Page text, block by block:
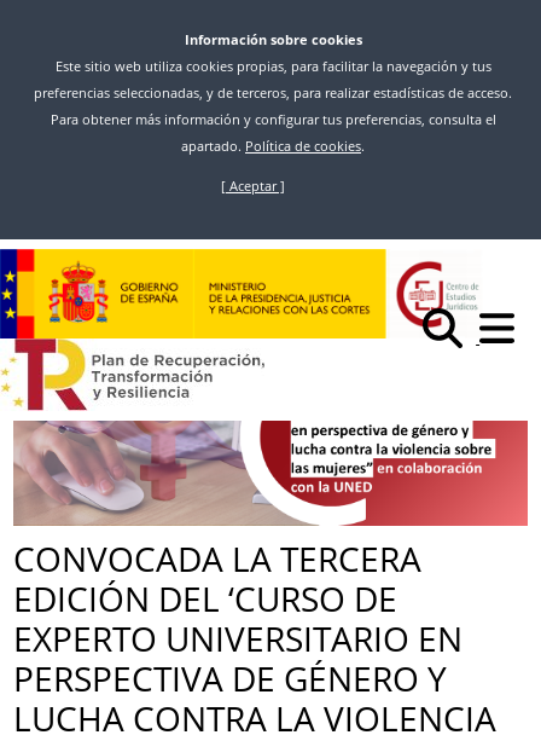
main
Información sobre cookies
Este sitio web utiliza cookies propias, para facilitar la navegación y tus
preferencias seleccionadas, y de terceros, para realizar estadísticas de acceso.
Para obtener más información y configurar tus preferencias, consulta el
apartado. Política de cookies.
[ Aceptar ]
CONVOCADA LA TERCERA EDICIÓN DEL ‘CURSO DE EXPERTO
UNIVERSITARIO EN PERSPECTIVA DE GÉNERO Y LUCHA CONTRA LA
VIOLENCIA SOBRE LAS MUJERES’
CONVOCADA LA TERCERA
EDICIÓN DEL ‘CURSO DE
EXPERTO UNIVERSITARIO EN
PERSPECTIVA DE GÉNERO Y
LUCHA CONTRA LA VIOLENCIA